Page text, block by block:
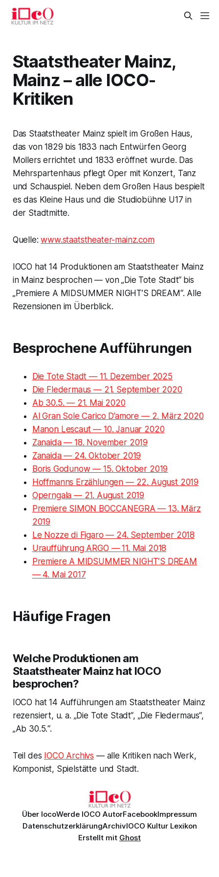
Staatstheater Mainz,
Mainz – alle IOCO-
Kritiken
Das Staatstheater Mainz spielt im Großen Haus,
das von 1829 bis 1833 nach Entwürfen Georg
Mollers errichtet und 1833 eröffnet wurde. Das
Mehrspartenhaus pflegt Oper mit Konzert, Tanz
und Schauspiel. Neben dem Großen Haus bespielt
es das Kleine Haus und die Studiobühne U17 in
der Stadtmitte.
Quelle:www.staatstheater-mainz.com
IOCO hat 14 Produktionen am Staatstheater Mainz
in Mainz besprochen — von „Die Tote Stadt“ bis
„Premiere A MIDSUMMER NIGHT’S DREAM“. Alle
Rezensionen im Überblick.
Besprochene Aufführungen
Die Tote Stadt — 11. Dezember 2025
Die Fledermaus — 21. September 2020
Ab 30.5. — 21. Mai 2020
Al Gran Sole Carico D’amore — 2. März 2020
Manon Lescaut — 10. Januar 2020
Zanaida — 18. November 2019
Zanaida — 24. Oktober 2019
Boris Godunow — 15. Oktober 2019
Hoffmanns Erzählungen — 22. August 2019
Operngala — 21. August 2019
Premiere SIMON BOCCANEGRA — 13. März
2019
Le Nozze di Figaro — 24. September 2018
Uraufführung ARGO — 11. Mai 2018
Premiere A MIDSUMMER NIGHT’S DREAM
— 4. Mai 2017
Häufige Fragen
Welche Produktionen am
Staatstheater Mainz hat IOCO
besprochen?
IOCO hat 14 Aufführungen am Staatstheater Mainz
rezensiert, u. a. „Die Tote Stadt“, „Die Fledermaus“,
„Ab 30.5.“.
Teil des IOCO Archivs — alle Kritiken nach Werk,
Komponist, Spielstätte und Stadt.
Über IocoWerde IOCO AutorFacebookImpressum
DatenschutzerklärungArchivIOCO Kultur Lexikon
Erstellt mit Ghost